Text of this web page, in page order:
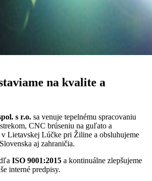
na kvalite a
s r.o. sa venuje tepelnému spracovaniu
CNC brúseniu na guľato a
Lietavskej Lúčke pri Žiline a obsluhujeme
aj zahraničia.
ISO 9001:2015 a kontinuálne zlepšujeme
interné predpisy.